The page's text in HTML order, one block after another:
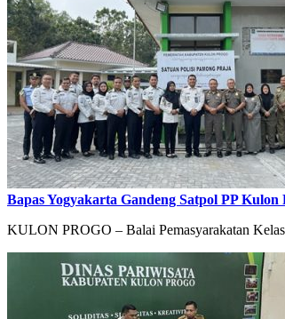
Bapas Yogyakarta Gandeng Satpol PP
KULON PROGO – Balai Pemasyarakatan